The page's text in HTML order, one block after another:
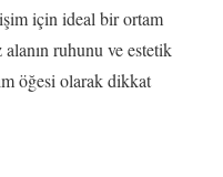
için ideal bir ortam
alanın ruhunu ve estetik
öğesi olarak dikkat